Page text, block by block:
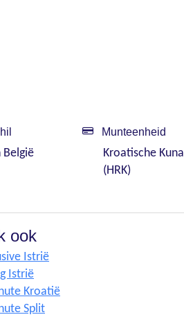
België
Munteenheid
Kroatische Kuna
(HRK)
ook
Istrië
Istrië
Kroatië
Split